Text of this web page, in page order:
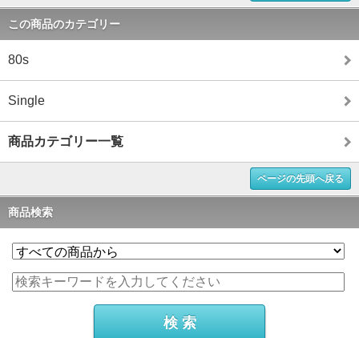
この商品のカテゴリー
80s
Single
商品カテゴリー一覧
ページの先頭へ戻る
商品検索